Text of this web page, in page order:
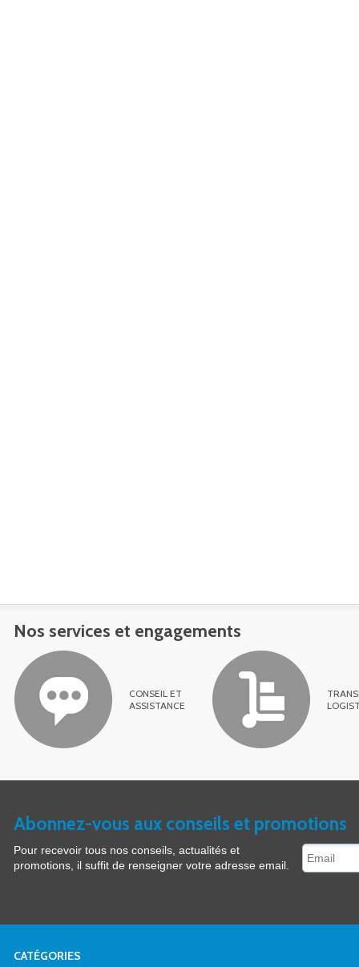
Nos services et engagements
CONSEIL ET
ASSISTANCE
Abonnez-vous aux conseils et promotions
Pour recevoir tous nos conseils, actualités et
promotions, il suffit de renseigner votre adresse email.
CATÉGORIES